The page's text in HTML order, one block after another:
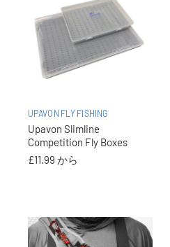
UPAVON FLY FISHING
Upavon Slimline
Competition Fly Boxes
£11.99 から